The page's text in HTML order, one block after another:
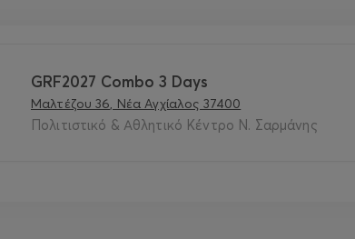
GRF2027 Combo 3 Days
Μαλτέζου 36, Νέα Αγχίαλος 37400
Πολιτιστικό & Αθλητικό Κέντρο Ν. Σαρμάνης